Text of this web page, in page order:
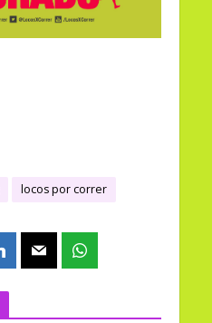
locos por correr